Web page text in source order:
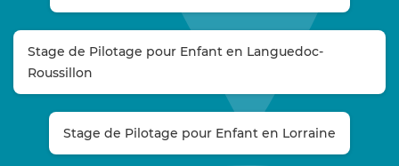
Stage de Pilotage pour Enfant en Languedoc-
Roussillon
Stage de Pilotage pour Enfant en Lorraine